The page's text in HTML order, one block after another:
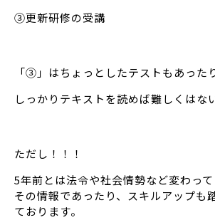
③更新研修の受講
「③」はちょっとしたテストもあった
しっかりテキストを読めば難しくはな
ただし！！！
5年前とは法令や社会情勢など変わって
その情報であったり、スキルアップも
ております。